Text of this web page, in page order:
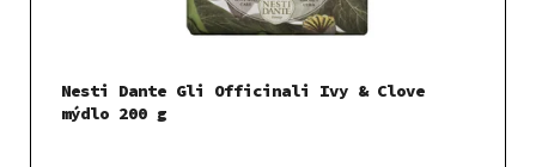
Nesti Dante Gli Officinali Ivy & Clove
mýdlo 200 g